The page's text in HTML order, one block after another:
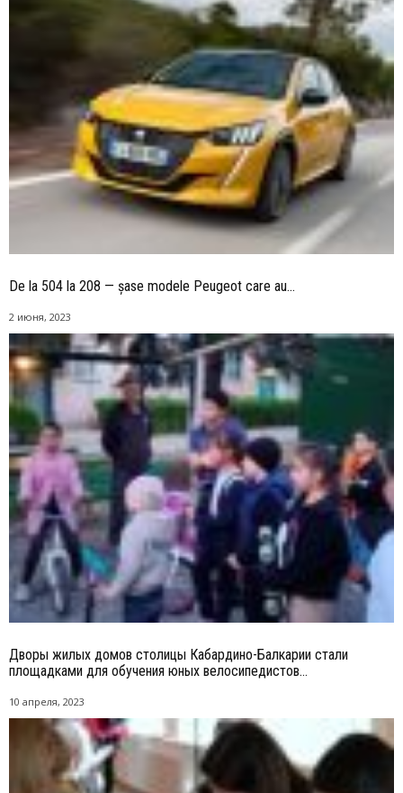
De la 504 la 208 — șase modele Peugeot care au...
2 июня, 2023
Дворы жилых домов столицы Кабардино-Балкарии стали
площадками для обучения юных велосипедистов...
10 апреля, 2023